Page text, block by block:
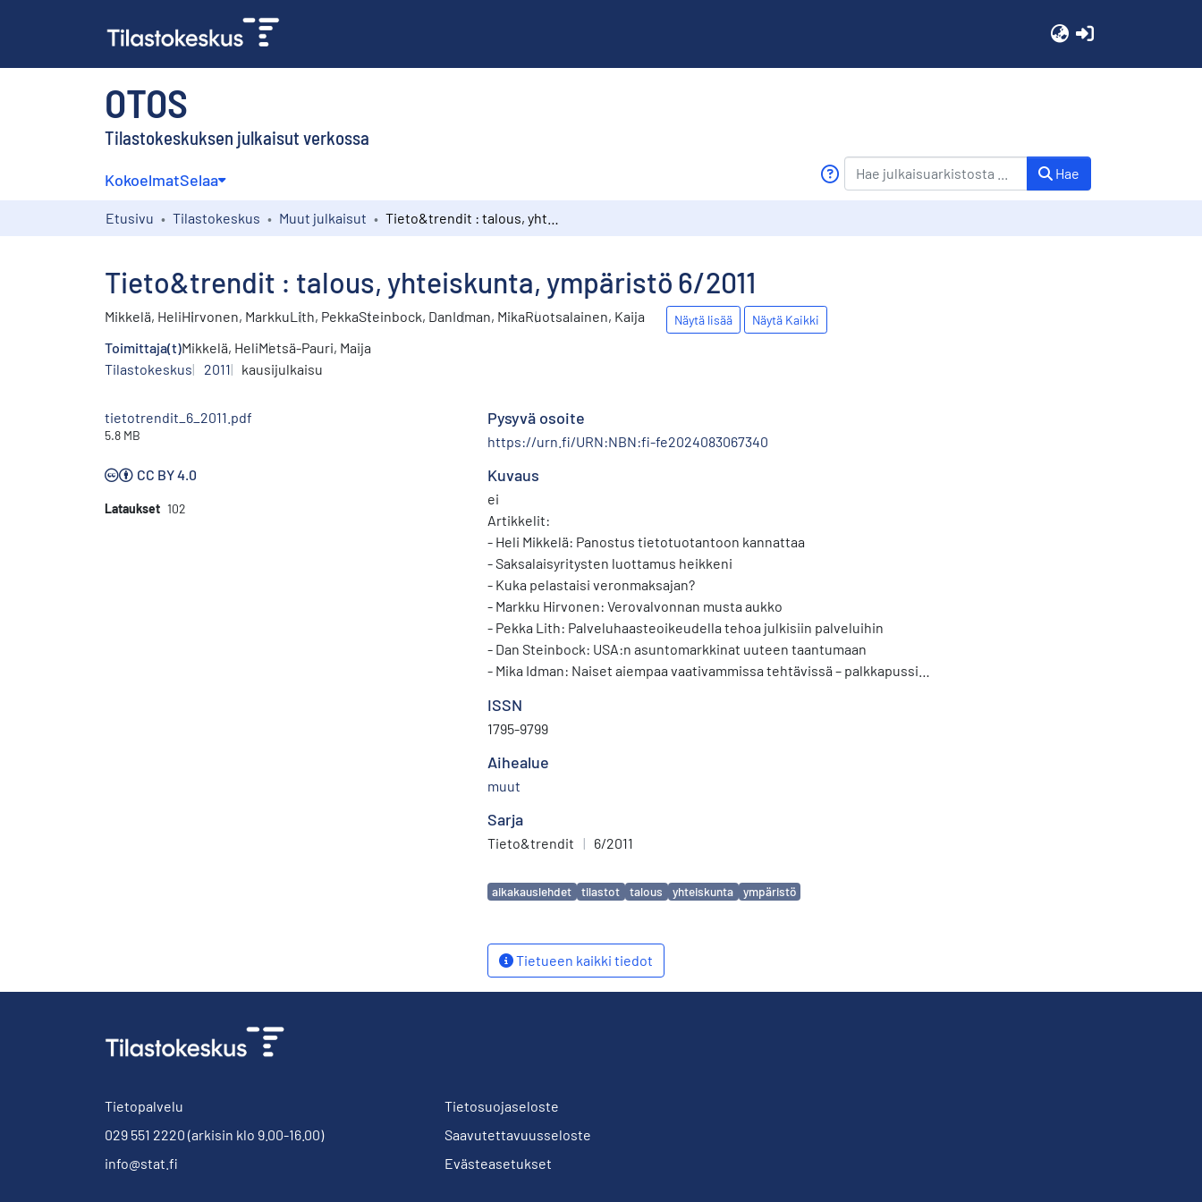
OTOS
Tilastokeskuksen julkaisut verkossa
KokoelmatSelaa Hae
Etusivu Tilastokeskus Muut julkaisut
Tieto&trendit : talous, yhteiskunta, ympäristö 6/2011
Mikkelä, HeliHirvonen, MarkkuLith, PekkaSteinbock, DanIdman, MikaRuotsalainen, Kaija Näytä lisää Näytä Kaikki
Toimittaja(t)Mikkelä, HeliMetsä-Pauri, Maija
Tilastokeskus
2011 kausijulkaisu
tietotrendit_6_2011.pdf
5.8 MB
CC BY 4.0
Lataukset 102
Pysyvä osoite
https://urn.fi/URN:NBN:fi-fe2024083067340
Kuvaus
ei
Artikkelit:
- Heli Mikkelä: Panostus tietotuotantoon kannattaa
- Saksalaisyritysten luottamus heikkeni
- Kuka pelastaisi veronmaksajan?
- Markku Hirvonen: Verovalvonnan musta aukko
- Pekka Lith: Palveluhaasteoikeudella tehoa julkisiin palveluihin
- Dan Steinbock: USA:n asuntomarkkinat uuteen taantumaan
- Mika Idman: Naiset aiempaa vaativammissa tehtävissä – palkkapussi
- Kaija Ruotsalainen: Väestölaskenta meillä ja muualla
- Ilkka Lehtinen: Viina on halpaa
- Eeva Hamunen: HYMY-ryhmä: Yksi luku ei riitä
- Tuija Lapveteläinen: Suomen metsät päästöiksi?
- Kotimaan foorumi
ISSN
1795-9799
Aihealue
muut
Sarja
Tieto&trendit | 6/2011
Avainsanat
aikakauslehdet tilastot talous yhteiskunta ympäristö
Tietueen kaikki tiedot
Tietopalvelu
029 551 2220 (arkisin klo 9.00-16.00)
info@stat.fi
Tietosuojaseloste
Saavutettavuusseloste
Evästeasetukset